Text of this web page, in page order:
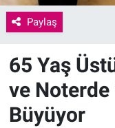
Paylaş
65 Yaş
ve Noterde
Büyüyor